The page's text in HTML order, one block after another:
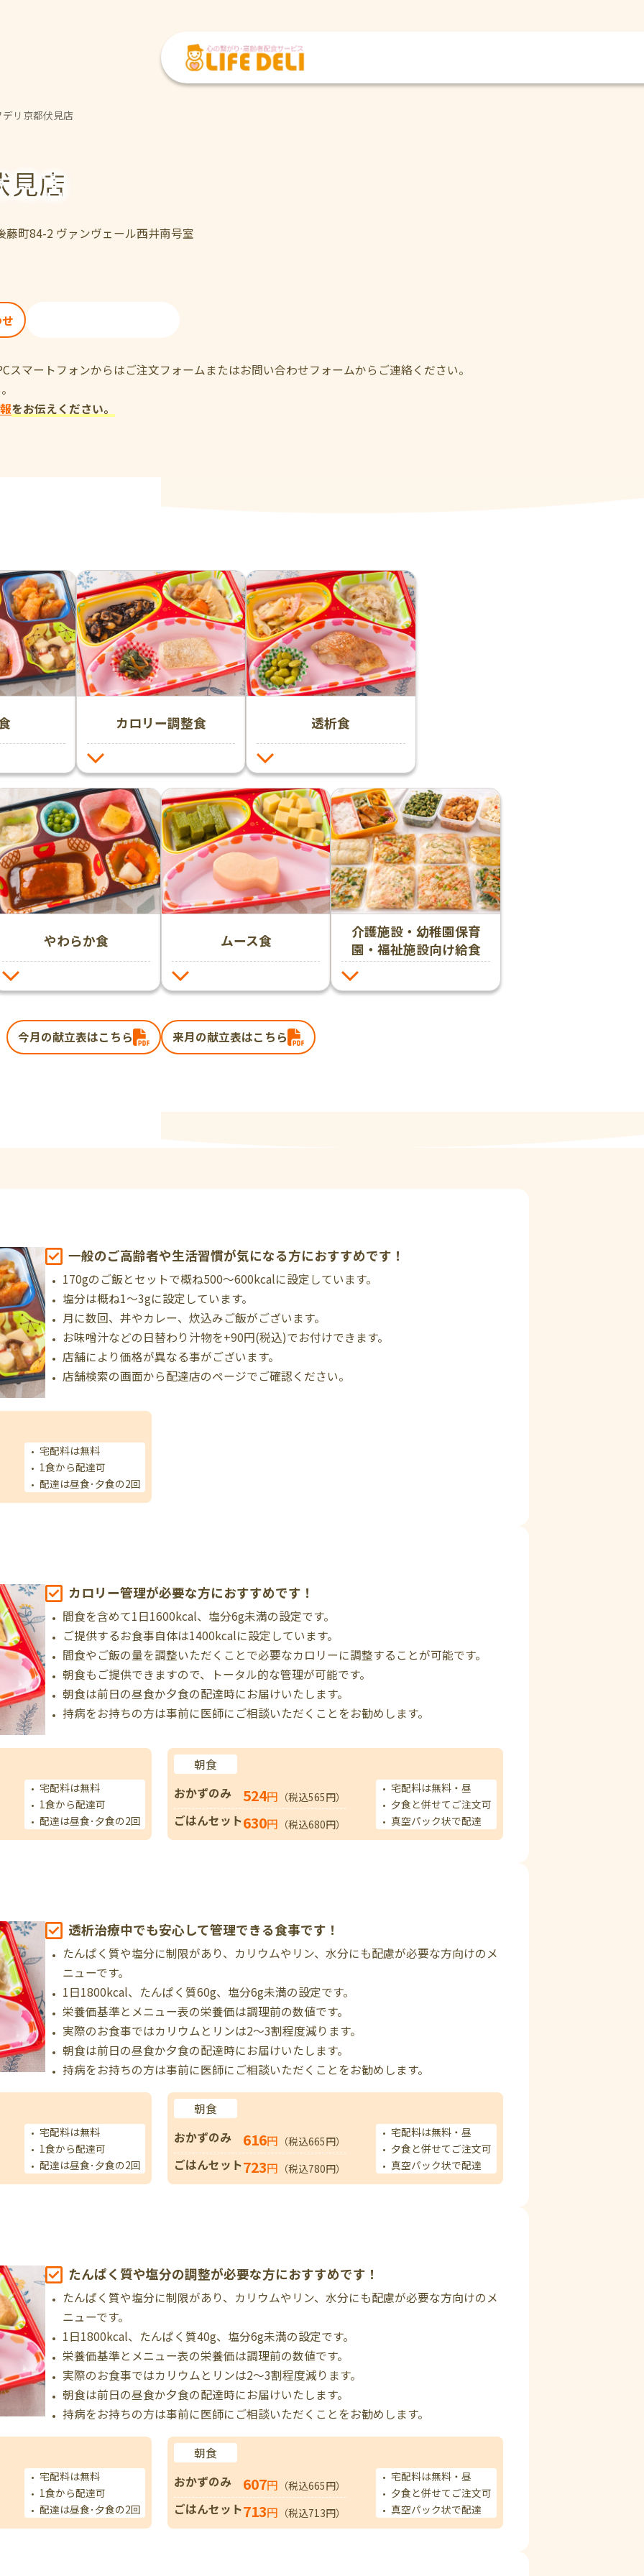
リ京都伏見店
見店
町84-2 ヴァンヴェール西井南号室
スマートフォンからはご注文フォームまたはお問い合わせフォームからご連絡ください。
をお伝えください。
カロリー調整食 透析食
やわらか食 ムース食
介護施設・幼稚園保育
園・福祉施設向け給食
今月の献立表はこちら 来月の献立表はこちら
一般のご高齢者や生活習慣が気になる方におすすめです！
170gのご飯とセットで概ね500～600kcalに設定しています。
塩分は概ね1～3gに設定しています。
月に数回、丼やカレー、炊込みご飯がございます。
お味噌汁などの日替わり汁物を+90円(税込)でお付けできます。
店舗により価格が異なる事がございます。
店舗検索の画面から配達店のページでご確認ください。
宅配料は無料
1食から配達可
配達は昼食･夕食の2回
カロリー管理が必要な方におすすめです！
間食を含めて1日1600kcal、塩分6g未満の設定です。
ご提供するお食事自体は1400kcalに設定しています。
間食やご飯の量を調整いただくことで必要なカロリーに調整することが可能です。
朝食もご提供できますので、トータル的な管理が可能です。
朝食は前日の昼食か夕食の配達時にお届けいたします。
持病をお持ちの方は事前に医師にご相談いただくことをお勧めします。
宅配料は無料
1食から配達可
配達は昼食･夕食の2回
朝食
おかずのみ
524円 （税込565円）
ごはんセット630円 （税込680円）
宅配料は無料・昼
夕食と併せてご注文可
真空パック状で配達
透析治療中でも安心して管理できる食事です！
たんぱく質や塩分に制限があり、カリウムやリン、水分にも配慮が必要な方向けのメ
ニューです。
1日1800kcal、たんぱく質60g、塩分6g未満の設定です。
栄養価基準とメニュー表の栄養価は調理前の数値です。
実際のお食事ではカリウムとリンは2～3割程度減ります。
朝食は前日の昼食か夕食の配達時にお届けいたします。
持病をお持ちの方は事前に医師にご相談いただくことをお勧めします。
宅配料は無料
1食から配達可
配達は昼食･夕食の2回
朝食
おかずのみ
616円 （税込665円）
ごはんセット723円 （税込780円）
宅配料は無料・昼
夕食と併せてご注文可
真空パック状で配達
たんぱく質や塩分の調整が必要な方におすすめです！
たんぱく質や塩分に制限があり、カリウムやリン、水分にも配慮が必要な方向けのメ
ニューです。
1日1800kcal、たんぱく質40g、塩分6g未満の設定です。
栄養価基準とメニュー表の栄養価は調理前の数値です。
実際のお食事ではカリウムとリンは2～3割程度減ります。
朝食は前日の昼食か夕食の配達時にお届けいたします。
持病をお持ちの方は事前に医師にご相談いただくことをお勧めします。
宅配料は無料
1食から配達可
配達は昼食･夕食の2回
朝食
おかずのみ
607円 （税込665円）
ごはんセット713円 （税込713円）
宅配料は無料・昼
夕食と併せてご注文可
真空パック状で配達